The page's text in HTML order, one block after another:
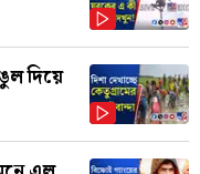
দিয়ে